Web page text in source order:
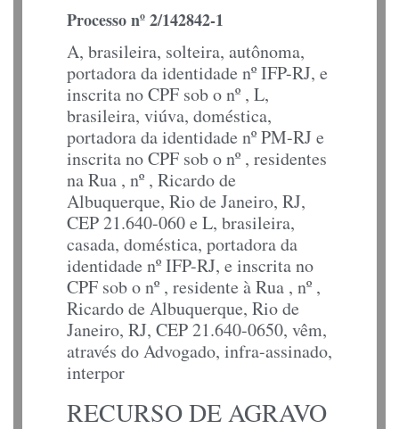
Processo nº 2/142842-1
A, brasileira, solteira, autônoma,
portadora da identidade nº IFP-RJ, e
inscrita no CPF sob o nº , L,
brasileira, viúva, doméstica,
portadora da identidade nº PM-RJ e
inscrita no CPF sob o nº , residentes
na Rua , nº , Ricardo de
Albuquerque, Rio de Janeiro, RJ,
CEP 21.640-060 e L, brasileira,
casada, doméstica, portadora da
identidade nº IFP-RJ, e inscrita no
CPF sob o nº , residente à Rua , nº ,
Ricardo de Albuquerque, Rio de
Janeiro, RJ, CEP 21.640-0650, vêm,
através do Advogado, infra-assinado,
interpor
RECURSO DE AGRAVO